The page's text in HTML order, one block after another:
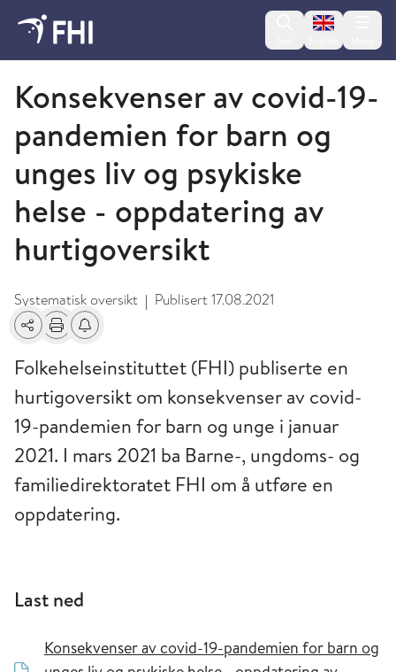
Change
2021 - publikasjoner fra FHI
Konsekvenser av covid-19-
pandemien for barn og
unges liv og psykiske
helse - oppdatering av
hurtigoversikt
Systematisk oversikt | Publisert17.08.2021
Del Skriv utFå varsel om endringer
Folkehelseinstituttet (FHI) publiserte en
hurtigoversikt om konsekvenser av covid-
19-pandemien for barn og unge i januar
2021. I mars 2021 ba Barne-, ungdoms- og
familiedirektoratet FHI om å utføre en
oppdatering.
Last ned
Konsekvenser av covid-19-pandemien for barn og